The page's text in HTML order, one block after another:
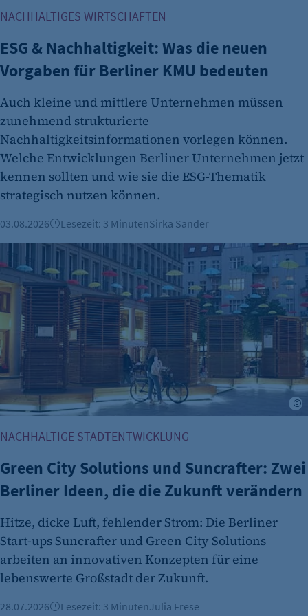
NACHHALTIGES WIRTSCHAFTEN
ESG & Nachhaltigkeit: Was die neuen
Vorgaben für Berliner KMU bedeuten
Auch kleine und mittlere Unternehmen müssen
zunehmend strukturierte
Nachhaltigkeitsinformationen vorlegen können.
Welche Entwicklungen Berliner Unternehmen jetzt
kennen sollten und wie sie die ESG-Thematik
strategisch nutzen können.
03.08.2026 Lesezeit: 3 MinutenSirka Sander
Green City Solutions und Suncrafter: Zwei Berliner Ideen,
NACHHALTIGE STADTENTWICKLUNG
Green City Solutions und Suncrafter: Zwei
Berliner Ideen, die die Zukunft verändern
Hitze, dicke Luft, fehlender Strom: Die Berliner
Start-ups Suncrafter und Green City Solutions
arbeiten an innovativen Konzepten für eine
lebenswerte Großstadt der Zukunft.
28.07.2026 Lesezeit: 3 MinutenJulia Frese